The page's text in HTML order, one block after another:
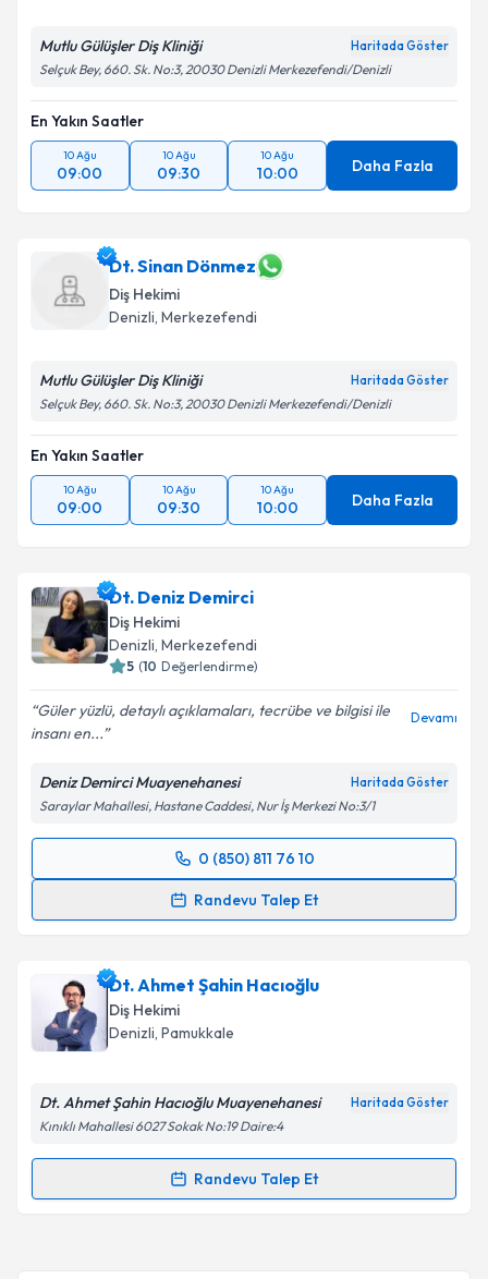
Mutlu Gülüşler Diş Kliniği Haritada Göster
Selçuk Bey, 660. Sk. No:3, 20030 Denizli Merkezefendi/Denizli
En Yakın Saatler
10 Ağu
09:00
10 Ağu
09:30
10 Ağu
10:00 Daha Fazla
Dt. Sinan Dönmez
Diş Hekimi
Denizli, Merkezefendi
Mutlu Gülüşler Diş Kliniği Haritada Göster
Selçuk Bey, 660. Sk. No:3, 20030 Denizli Merkezefendi/Denizli
En Yakın Saatler
10 Ağu
09:00
10 Ağu
09:30
10 Ağu
10:00 Daha Fazla
Dt. Deniz Demirci
Diş Hekimi
Denizli, Merkezefendi
5 (10 Değerlendirme)
Güler yüzlü, detaylı açıklamaları, tecrübe ve bilgisi ile
insanı en...
Devamı
Deniz Demirci Muayenehanesi Haritada Göster
Saraylar Mahallesi, Hastane Caddesi, Nur İş Merkezi No:3/1
0 (850) 811 76 10
Randevu Talep Et
Randevu Takvimi Talebi
takvim hazırlandığında e-posta ile bilgilendireceğiz.
E-posta Adresiniz
Kişisel verilerimin işlenmesine ilişkin
Metni'ni okudum ve kişisel verilerimin belirtilen
kapsamda işlenmesini kabul ediyorum.
Dt. Ahmet Şahin Hacıoğlu
Diş Hekimi
Denizli, Pamukkale
Dt. Ahmet Şahin Hacıoğlu Muayenehanesi Haritada Göster
Kınıklı Mahallesi 6027 Sokak No:19 Daire:4
Randevu Talep Et
Randevu Takvimi Talebi